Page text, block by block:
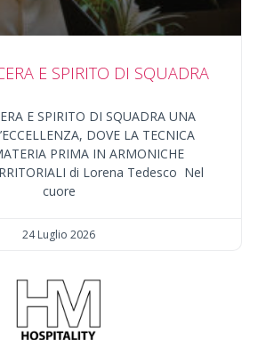
E SPIRITO DI SQUADRA
E SPIRITO DI SQUADRA UNA
DOVE LA TECNICA
PRIMA IN ARMONICHE
di Lorena Tedesco Nel
cuore
24 Luglio 2026